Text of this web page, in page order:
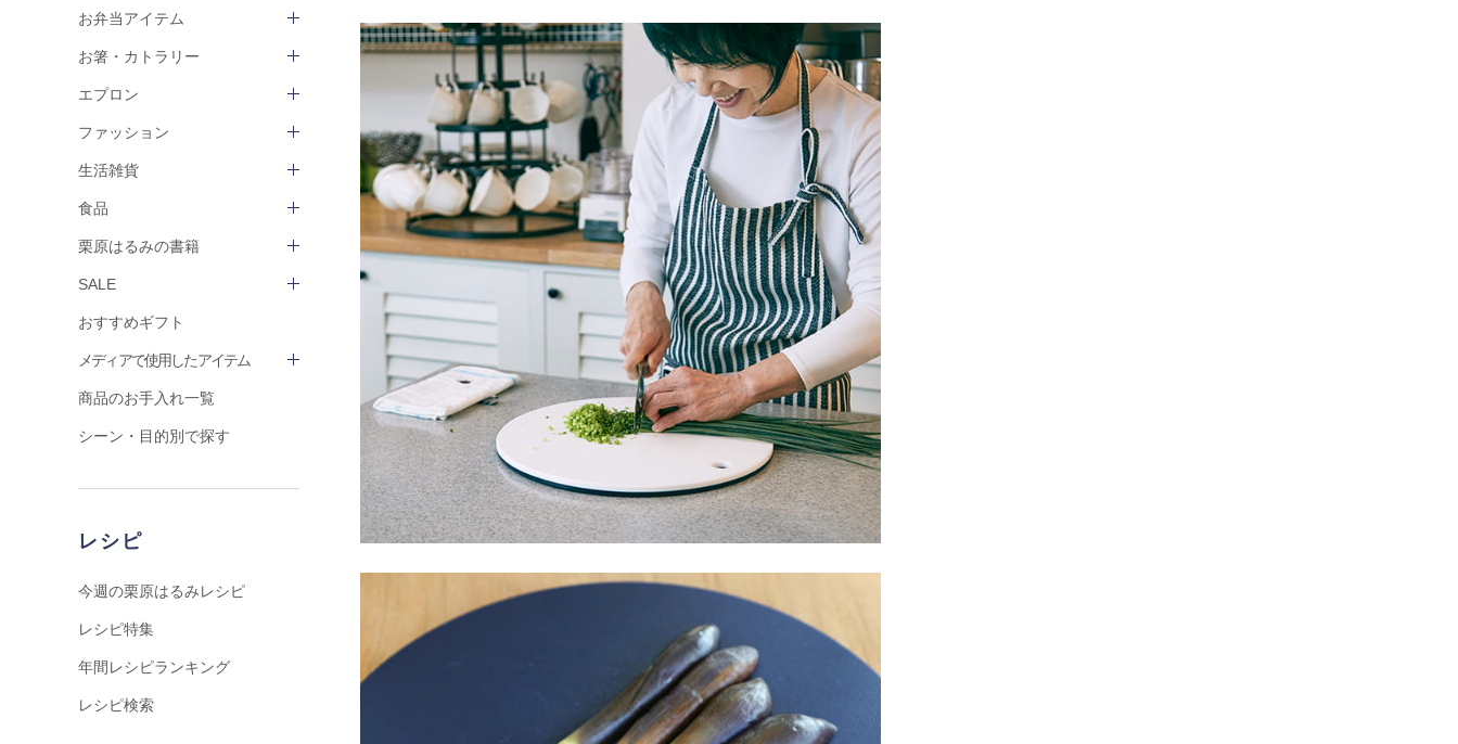
お弁当アイテム
お箸・カトラリー
エプロン
ファッション
生活雑貨
食品
栗原はるみの書籍
SALE
おすすめギフト
メディアで使用したアイテム
商品のお手入れ一覧
シーン・目的別で探す
レシピ
今週の栗原はるみレシピ
レシピ特集
年間レシピランキング
レシピ検索